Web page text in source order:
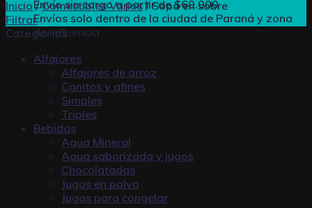
Envío sin cargo a partir de $60.000
Envíos solo dentro de la ciudad de Paraná y zona
de influencia
Inicio / Comestibles Varios /Sopa en sobre
Filtrar
Categorías
Alfajores
Alfajores de arroz
Conitos y afines
Simples
Triples
Bebidas
Agua Mineral
Agua saborizada y jugos
Chocolatadas
Jugos en polvo
Jugos para congelar